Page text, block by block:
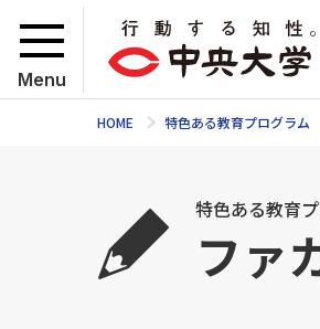
Menu
HOME 特色ある教育プログラム
特色ある教育
ファ